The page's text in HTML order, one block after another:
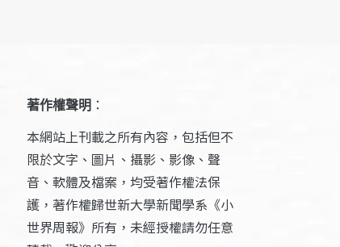
著作權聲明 ：
本網站上刊載之所有內容，包括但不
限於文字、圖片、攝影、影像、聲
音、軟體及檔案，均受著作權法保
護，著作權歸世新大學新聞學系《小
世界周報》所有，未經授權請勿任意